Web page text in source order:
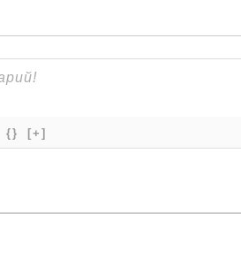
{} [+]